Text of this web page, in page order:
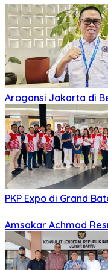
Arogansi Jakarta di
PKP Expo di Grand
Amsakar Achmad